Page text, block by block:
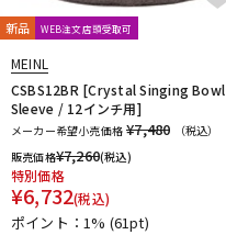
新品 WEB注文店頭受取可
MEINL
CSBS12BR [Crystal Singing Bowl
Sleeve / 12インチ用]
メーカー希望小売価格 ¥7,480
（税込）
販売価格¥7,260(税込)
特別価格
¥6,732(税込)
ポイント：1% (61pt)